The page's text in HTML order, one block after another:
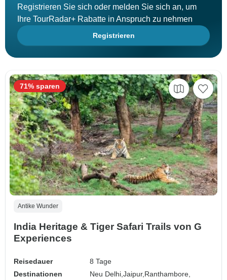
Registrieren Sie sich oder melden Sie sich an, um
Ihre TourRadar+ Rabatte in Anspruch zu nehmen
Registrieren
Antike Wunder
India Heritage & Tiger Safari Trails von G
Experiences
Reisedauer
8 Tage
Destinationen
Neu Delhi,Jaipur,Ranthambore,
71% sparen